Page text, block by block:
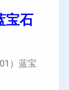
宝石
）蓝宝